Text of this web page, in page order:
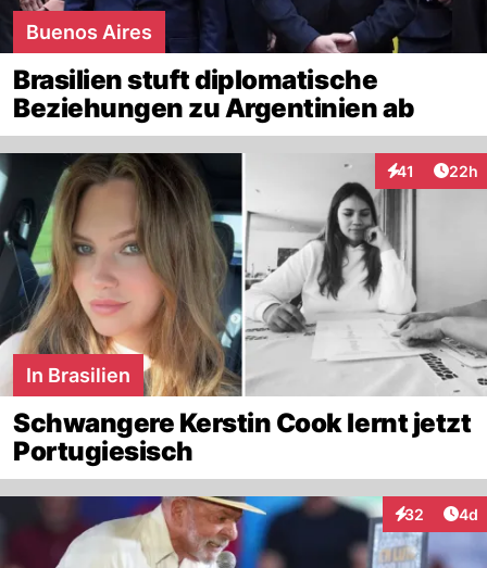
Buenos Aires
Brasilien stuft diplomatische
Beziehungen zu Argentinien ab
41
Interaktionen
22h
In Brasilien
Schwangere Kerstin Cook lernt jetzt
Portugiesisch
32
Interaktionen
4d